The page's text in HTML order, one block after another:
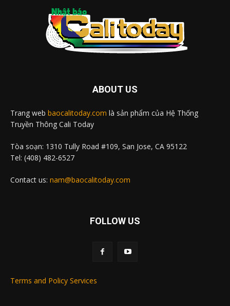
ABOUT US
Trang web baocalitoday.com là sản phẩm của Hệ Thống
Truyền Thông Cali Today
Tòa soạn: 1310 Tully Road #109, San Jose, CA 95122
Tel: (408) 482-6527
Contact us: nam@baocalitoday.com
FOLLOW US
Terms and Policy Services